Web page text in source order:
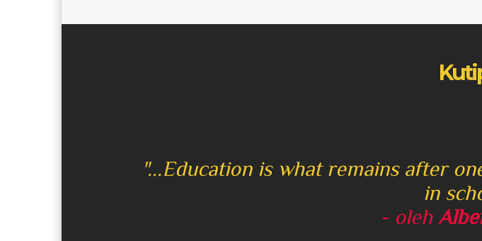
"...Education is what remains after
in
- oleh